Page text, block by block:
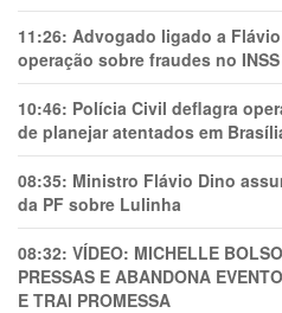
11:26: Advogado ligado a
operação sobre fraudes no INSS
10:46: Polícia Civil deflagra
de planejar atentados em
08:35: Ministro Flávio Dino
da PF sobre Lulinha
08:32: VÍDEO: MICHELLE
PRESSAS E ABANDONA
E TRAl PROMESSA